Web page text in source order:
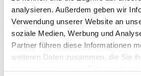
analysieren. Außerdem geben wir
Verwendung unserer Website an
soziale Medien, Werbung und
Partner führen diese Informationen
weiteren Daten zusammen, die Sie
Ev. Kirche